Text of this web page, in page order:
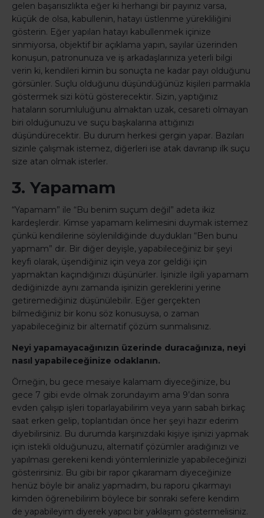
gelen başarısızlıkta eğer ki herhangi bir payınız varsa,
küçük de olsa, kabullenin, hatayı üstlenme yürekliliğini
gösterin. Eğer yapılan hatayı kabullenmek içinize
sinmiyorsa, objektif bir açıklama yapın, sayılar üzerinden
konuşun, patronunuza ve iş arkadaşlarınıza yeterli bilgi
verin ki, kendileri kimin bu sonuçta ne kadar payı olduğunu
görsünler. Suçlu olduğunu düşündüğünüz kişileri parmakla
göstermek sizi kötü gösterecektir. Sizin, yaptığınız
hataların sorumluluğunu almaktan uzak, cesareti olmayan
biri olduğunuzu ve suçu başkalarına attığınızı
düşündürecektir. Bu durum herkesi gergin yapar. Bazıları
sizinle çalışmak istemez, diğerleri ise atak davranıp ilk suçu
size atan olmak isterler.
3. Yapamam
“Yapamam” ile “Bu benim suçum değil” adeta ikiz
kardeşlerdir. Kimse yapamam kelimesini duymak istemez
çünkü kendilerine söylenildiğinde duydukları “Ben bunu
yapmam” dır. Bir diğer deyişle, yapabileceğiniz bir şeyi
keyfi olarak, üşendiğiniz için veya zor geldiği için
yapmaktan kaçındığınızı düşünürler. İşinizle ilgili yapamam
dediğinizde aynı zamanda işinizin gereklerini yerine
getiremediğiniz düşünülebilir. Eğer gerçekten
bilmediğiniz bir konu söz konusuysa, o zaman
yapabileceğiniz bir alternatif çözüm sunmalısınız.
Neyi yapamayacağınızın üzerinde duracağınıza, neyi
nasıl yapabileceğinize odaklanın.
Örneğin, bu gece mesaiye kalamam diyeceğinize, bu
gece 7 gibi evde olmak zorundayım ama 9’dan sonra
evden çalışıp işleri toparlayabilirim veya yarın sabah birkaç
saat erken gelip, toplantıdan önce her şeyi hazır ederim
diyebilirsiniz. Bu durumda karşınızdaki kişiye işinizi yapmak
için istekli olduğunuzu, alternatif çözümler aradığınızı ve
yapılması gerekeni kendi yöntemlerinizle yapabileceğinizi
gösterirsiniz. Bu gibi bir rapor çıkaramam diyeceğinize
henüz böyle bir analiz yapmadım, bu raporu çıkarmayı
kimden öğrenebilirim böylece bir sonraki sefere kendim
de yapabileyim diyerek yapıcı bir yaklaşım göstermelisiniz.